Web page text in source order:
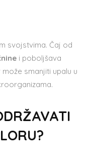
svojstvima. Čaj od
i poboljšava
smanjiti upalu u